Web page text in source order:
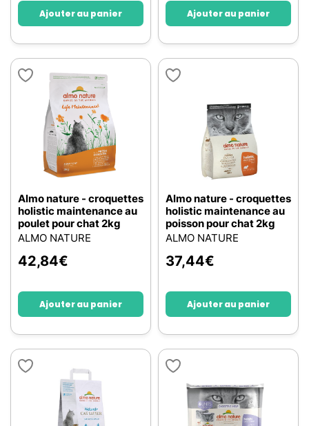
Ajouter au panier Ajouter au panier
Almo nature - croquettes
holistic maintenance au
poulet pour chat 2kg
ALMO NATURE
42,84€
Ajouter au panier
Almo nature - croquettes
holistic maintenance au
poisson pour chat 2kg
ALMO NATURE
37,44€
Ajouter au panier